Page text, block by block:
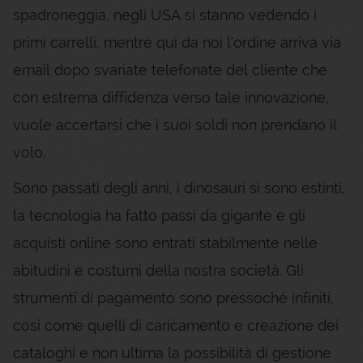
spadroneggia, negli USA si stanno vedendo i
primi carrelli, mentre qui da noi l'ordine arriva via
email dopo svariate telefonate del cliente che
con estrema diffidenza verso tale innovazione,
vuole accertarsi che i suoi soldi non prendano il
volo.
Sono passati degli anni, i dinosauri si sono estinti,
la tecnologia ha fatto passi da gigante e gli
acquisti online sono entrati stabilmente nelle
abitudini e costumi della nostra società. Gli
strumenti di pagamento sono pressoché infiniti,
così come quelli di caricamento e creazione dei
cataloghi e non ultima la possibilità di gestione